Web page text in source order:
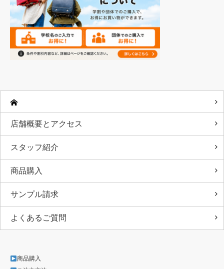
店舗概要とアクセス
スタッフ紹介
商品購入
サンプル請求
よくあるご質問
商品購入